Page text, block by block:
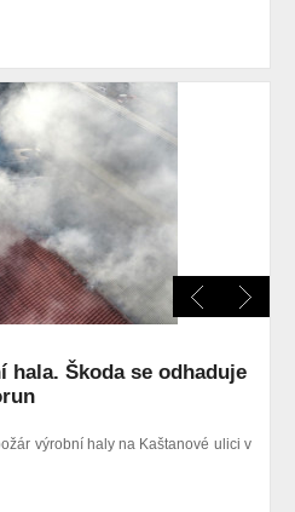
hala. Škoda se odhaduje
výrobní haly na Kaštanové ulici v